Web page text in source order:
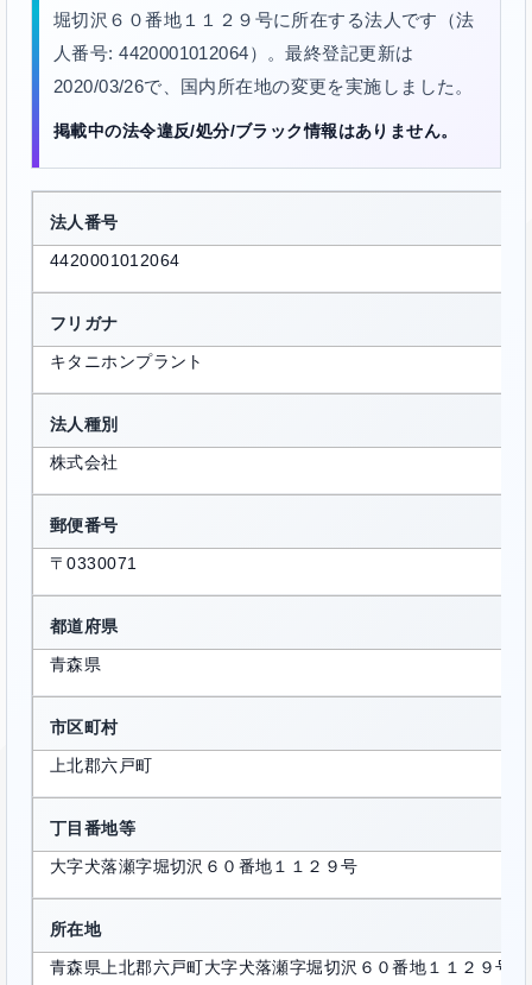
堀切沢６０番地１１２９号に所在する法人です（法
人番号: 4420001012064）。最終登記更新は
2020/03/26で、国内所在地の変更を実施しました。
掲載中の法令違反/処分/ブラック情報はありません。
法人番号
4420001012064
フリガナ
キタニホンプラント
法人種別
株式会社
郵便番号
〒0330071
都道府県
青森県
市区町村
上北郡六戸町
丁目番地等
大字犬落瀬字堀切沢６０番地１１２９号
所在地
青森県上北郡六戸町大字犬落瀬字堀切沢６０番地１１２９号